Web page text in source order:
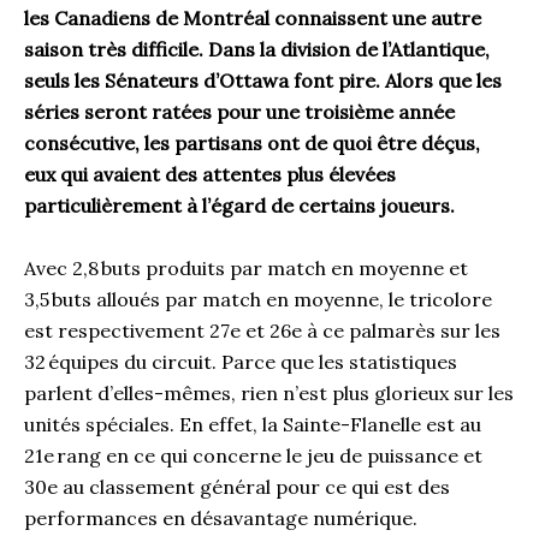
les Canadiens de Montréal connaissent une autre
saison très difficile. Dans la division de l’Atlantique,
seuls les Sénateurs d’Ottawa font pire. Alors que les
séries seront ratées pour une troisième année
consécutive, les partisans ont de quoi être déçus,
eux qui avaient des attentes plus élevées
particulièrement à l’égard de certains joueurs.
Avec 2,8 buts produits par match en moyenne et
3,5 buts alloués par match en moyenne, le tricolore
est respectivement 27e et 26e à ce palmarès sur les
32 équipes du circuit. Parce que les statistiques
parlent d’elles-mêmes, rien n’est plus glorieux sur les
unités spéciales. En effet, la Sainte-Flanelle est au
21e rang en ce qui concerne le jeu de puissance et
30e au classement général pour ce qui est des
performances en désavantage numérique.